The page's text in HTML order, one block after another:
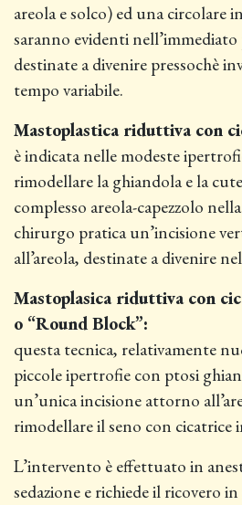
areola e solco) ed una circolare
saranno evidenti
destinate a divenire pressochè
tempo variabile.
Mastoplastica riduttiva con
è indicata nelle modeste
rimodellare la ghiandola e la
complesso areola-capezzolo
chirurgo pratica un’incisione
all’areola, destinate a divenire
Mastoplasica riduttiva con
o “Round Block”:
questa tecnica, relativamente
piccole ipertrofie con ptosi
un’unica incisione attorno
rimodellare il seno con cicatrice
L’intervento è effettuato in
sedazione e richiede il ricovero